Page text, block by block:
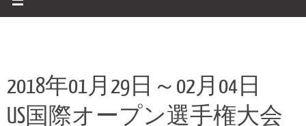
2018年01月29日～02月04日
US国際オープン選手権大会